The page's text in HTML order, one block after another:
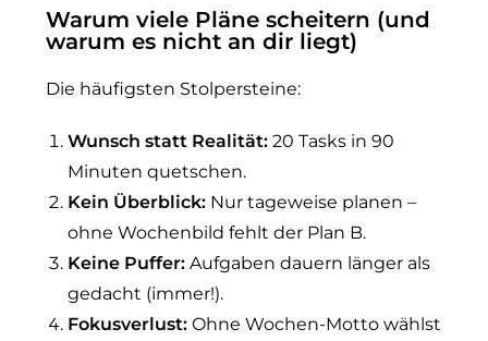
Warum viele Pläne scheitern (und
warum es nicht an dir liegt)
Die häufigsten Stolpersteine:
Wunsch statt Realität: 20 Tasks in 90
Minuten quetschen.
Kein Überblick: Nur tageweise planen –
ohne Wochenbild fehlt der Plan B.
Keine Puffer: Aufgaben dauern länger als
gedacht (immer!).
Fokusverlust: Ohne Wochen-Motto wählst